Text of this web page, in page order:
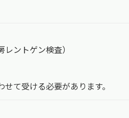
レントゲン検査）
せて受ける必要があります。